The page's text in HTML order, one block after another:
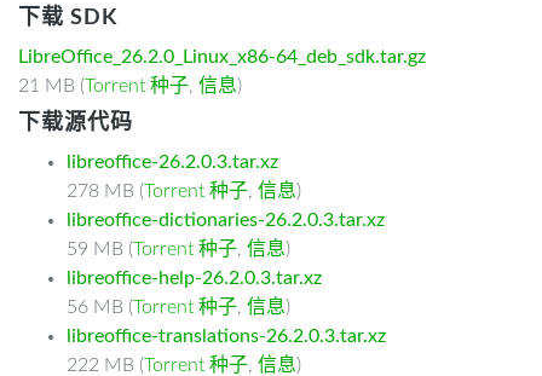
下载 SDK
LibreOffice_26.2.0_Linux_x86-64_deb_sdk.tar.gz
21 MB (Torrent 种子, 信息)
下载源代码
libreoffice-26.2.0.3.tar.xz
278 MB (Torrent 种子, 信息)
libreoffice-dictionaries-26.2.0.3.tar.xz
59 MB (Torrent 种子, 信息)
libreoffice-help-26.2.0.3.tar.xz
56 MB (Torrent 种子, 信息)
libreoffice-translations-26.2.0.3.tar.xz
222 MB (Torrent 种子, 信息)